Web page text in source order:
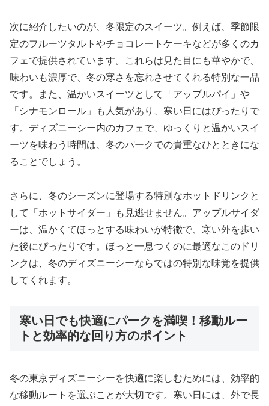
次に紹介したいのが、冬限定のスイーツ。例えば、季節限
定のフルーツタルトやチョコレートケーキなどが多くのカ
フェで提供されています。これらは見た目にも華やかで、
味わいも濃厚で、冬の寒さを忘れさせてくれる特別な一品
です。また、温かいスイーツとして「アップルパイ」や
「シナモンロール」も人気があり、寒い日にはぴったりで
す。ディズニーシー内のカフェで、ゆっくりと温かいスイ
ーツを味わう時間は、冬のパークでの貴重なひとときにな
ることでしょう。
さらに、冬のシーズンに登場する特別なホットドリンクと
して「ホットサイダー」も見逃せません。アップルサイダ
ーは、温かくてほっとする味わいが特徴で、寒い外を歩い
た後にぴったりです。ほっと一息つくのに最適なこのドリ
ンクは、冬のディズニーシーならではの特別な味覚を提供
してくれます。
寒い日でも快適にパークを満喫！移動ルー
トと効率的な回り方のポイント
冬の東京ディズニーシーを快適に楽しむためには、効率的
な移動ルートを選ぶことが大切です。寒い日には、外で長